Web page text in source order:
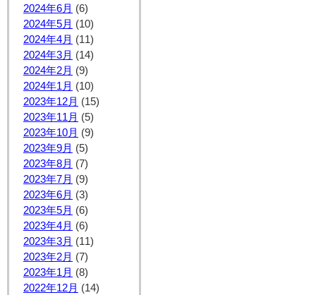
2024年6月 (6)
2024年5月 (10)
2024年4月 (11)
2024年3月 (14)
2024年2月 (9)
2024年1月 (10)
2023年12月 (15)
2023年11月 (5)
2023年10月 (9)
2023年9月 (5)
2023年8月 (7)
2023年7月 (9)
2023年6月 (3)
2023年5月 (6)
2023年4月 (6)
2023年3月 (11)
2023年2月 (7)
2023年1月 (8)
2022年12月 (14)